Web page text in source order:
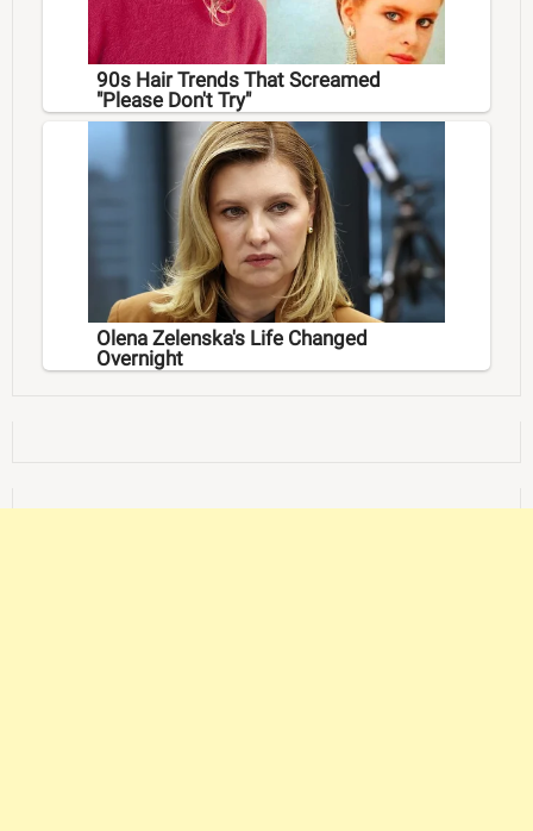
90s Hair Trends That Screamed
"Please Don't Try"
Olena Zelenska's Life Changed
Overnight